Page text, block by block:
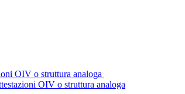
OIV o struttura analoga
OIV o struttura analoga